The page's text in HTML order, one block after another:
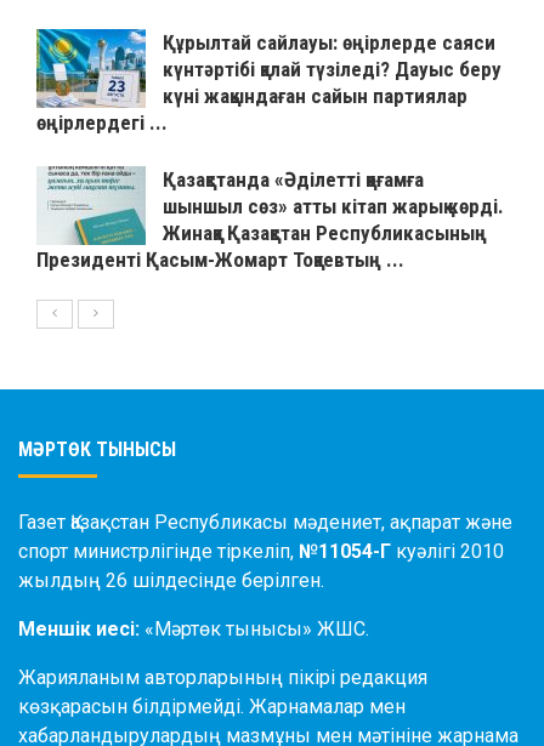
Құрылтай сайлауы: өңірлерде саяси
күнтәртібі қалай түзіледі? Дауыс беру
күні жақындаған сайын партиялар
өңірлердегі ...
Қазақстанда «Әділетті қоғамға
шыншыл сөз» атты кітап жарық көрді.
Жинаққа Қазақстан Республикасының
Президенті Қасым-Жомарт Тоқаевтың ...
МӘРТӨК ТЫНЫСЫ
Газет Қазақстан Республикасы мәдениет, ақпарат және
спорт министрлігінде тіркеліп, №11054-Г куәлігі 2010
жылдың 26 шілдесінде берілген.
Меншік иесі: «Мәртөк тынысы» ЖШС.
Жарияланым авторларының пікірі редакция
көзқарасын білдірмейді. Жарнамалар мен
хабарландырулардың мазмұны мен мәтініне жарнама